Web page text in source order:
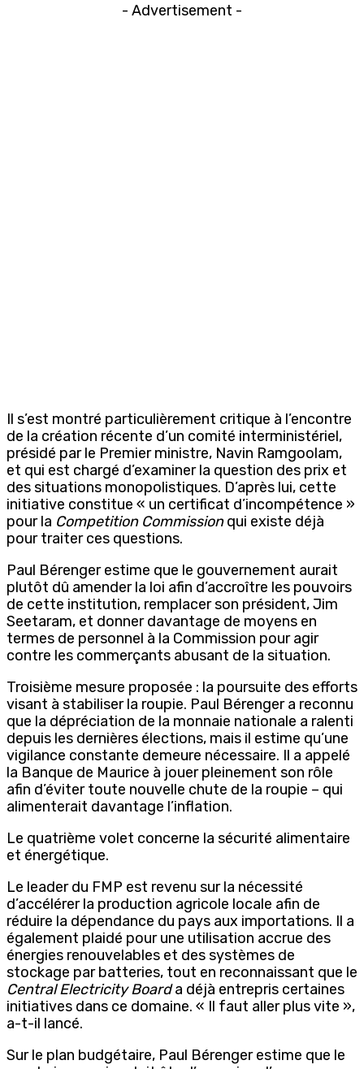
- Advertisement -
Il s’est montré particulièrement critique à l’encontre
de la création récente d’un comité interministériel,
présidé par le Premier ministre, Navin Ramgoolam,
et qui est chargé d’examiner la question des prix et
des situations monopolistiques. D’après lui, cette
initiative constitue « un certificat d’incompétence »
pour la Competition Commissionqui existe déjà
pour traiter ces questions.
Paul Bérenger estime que le gouvernement aurait
plutôt dû amender la loi afin d’accroître les pouvoirs
de cette institution, remplacer son président, Jim
Seetaram, et donner davantage de moyens en
termes de personnel à la Commission pour agir
contre les commerçants abusant de la situation.
Troisième mesure proposée : la poursuite des efforts
visant à stabiliser la roupie. Paul Bérenger a reconnu
que la dépréciation de la monnaie nationale a ralenti
depuis les dernières élections, mais il estime qu’une
vigilance constante demeure nécessaire. Il a appelé
la Banque de Maurice à jouer pleinement son rôle
afin d’éviter toute nouvelle chute de la roupie – qui
alimenterait davantage l’inflation.
Le quatrième volet concerne la sécurité alimentaire
et énergétique.
Le leader du FMP est revenu sur la nécessité
d’accélérer la production agricole locale afin de
réduire la dépendance du pays aux importations. Il a
également plaidé pour une utilisation accrue des
énergies renouvelables et des systèmes de
stockage par batteries, tout en reconnaissant que le
Central Electricity Boarda déjà entrepris certaines
initiatives dans ce domaine. « Il faut aller plus vite »,
a-t-il lancé.
Sur le plan budgétaire, Paul Bérenger estime que le